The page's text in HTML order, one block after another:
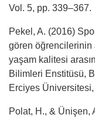
Vol. 5, pp. 339–367.
Pekel, A. (2016)
gören
yaşam kalitesi
Bilimleri Enstitüsü,
Erciyes
Polat, H., & Ünişen,